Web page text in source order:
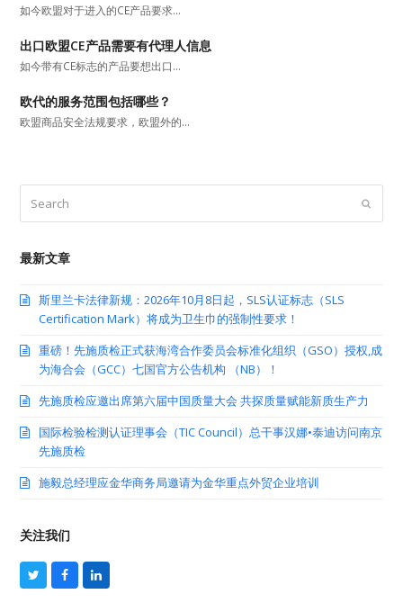
如今欧盟对于进入的CE产品要求…
出口欧盟CE产品需要有代理人信息
如今带有CE标志的产品要想出口…
欧代的服务范围包括哪些？
欧盟商品安全法规要求，欧盟外的…
最新文章
斯里兰卡法律新规：2026年10月8日起，SLS认证标志（SLS
Certification Mark）将成为卫生巾的强制性要求！
重磅！先施质检正式获海湾合作委员会标准化组织（GSO）授权,成
为海合会（GCC）七国官方公告机构 （NB）！
先施质检应邀出席第六届中国质量大会 共探质量赋能新质生产力
国际检验检测认证理事会（TIC Council）总干事汉娜•泰迪访问南京
先施质检
施毅总经理应金华商务局邀请为金华重点外贸企业培训
关注我们
T
w
F
a
L
i